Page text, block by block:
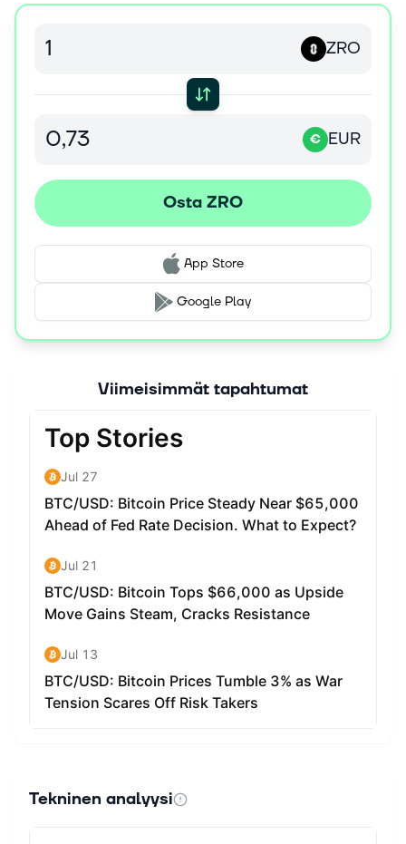
ZRO
€ EUR
Osta ZRO
App Store
Google Play
Viimeisimmät tapahtumat
Tekninen analyysi